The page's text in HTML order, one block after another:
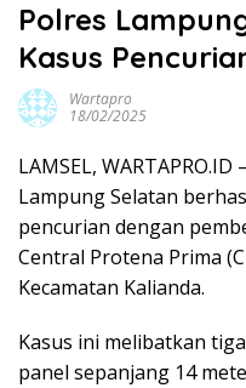
Polres
Kasus
Wartapro
18/02/2025
LAMSEL,
Lampung Selatan
pencurian dengan
Central Protena Prima
Kecamatan Kalianda.
Kasus ini melibatkan
panel sepanjang 14